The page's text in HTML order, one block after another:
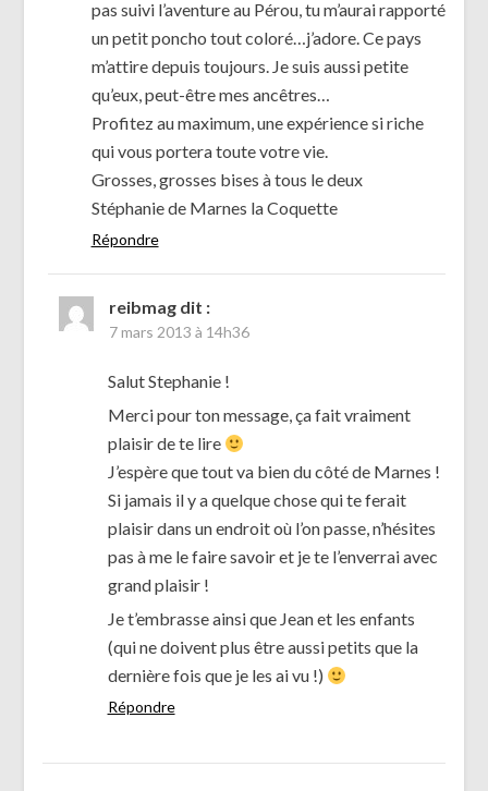
pas suivi l’aventure au Pérou, tu m’aurai rapporté
un petit poncho tout coloré…j’adore. Ce pays
m’attire depuis toujours. Je suis aussi petite
qu’eux, peut-être mes ancêtres…
Profitez au maximum, une expérience si riche
qui vous portera toute votre vie.
Grosses, grosses bises à tous le deux
Stéphanie de Marnes la Coquette
Répondre
reibmag dit :
7 mars 2013 à 14h36
Salut Stephanie !
Merci pour ton message, ça fait vraiment
plaisir de te lire
J’espère que tout va bien du côté de Marnes !
Si jamais il y a quelque chose qui te ferait
plaisir dans un endroit où l’on passe, n’hésites
pas à me le faire savoir et je te l’enverrai avec
grand plaisir !
Je t’embrasse ainsi que Jean et les enfants
(qui ne doivent plus être aussi petits que la
dernière fois que je les ai vu !)
Répondre